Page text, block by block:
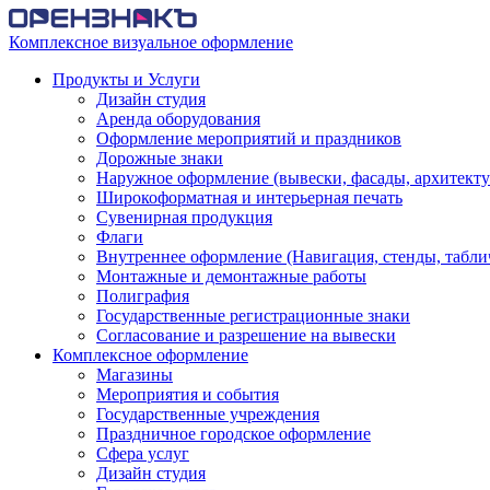
Комплексное визуальное оформление
Продукты и Услуги
Дизайн студия
Аренда оборудования
Оформление мероприятий и праздников
Дорожные знаки
Наружное оформление (вывески, фасады,
Широкоформатная и интерьерная печать
Сувенирная продукция
Флаги
Внутреннее оформление (Навигация, стенды,
Монтажные и демонтажные работы
Полиграфия
Государственные регистрационные знаки
Согласование и разрешение на вывески
Комплексное оформление
Магазины
Мероприятия и события
Государственные учреждения
Праздничное городское оформление
Сфера услуг
Дизайн студия